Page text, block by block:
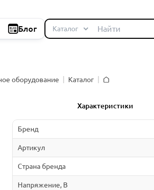
Блог
оборудование
Каталог
Характеристики
Бренд
Артикул
Страна бренда
Напряжение, В